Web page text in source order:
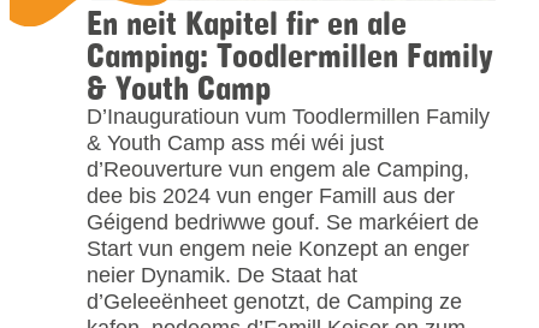
En neit Kapitel fir en ale
Camping: Toodlermillen Family
& Youth Camp
D’Inauguratioun vum Toodlermillen Family
& Youth Camp ass méi wéi just
d’Reouverture vun engem ale Camping,
dee bis 2024 vun enger Famill aus der
Géigend bedriwwe gouf. Se markéiert de
Start vun engem neie Konzept an enger
neier Dynamik. De Staat hat
d’Geleeënheet genotzt, de Camping ze